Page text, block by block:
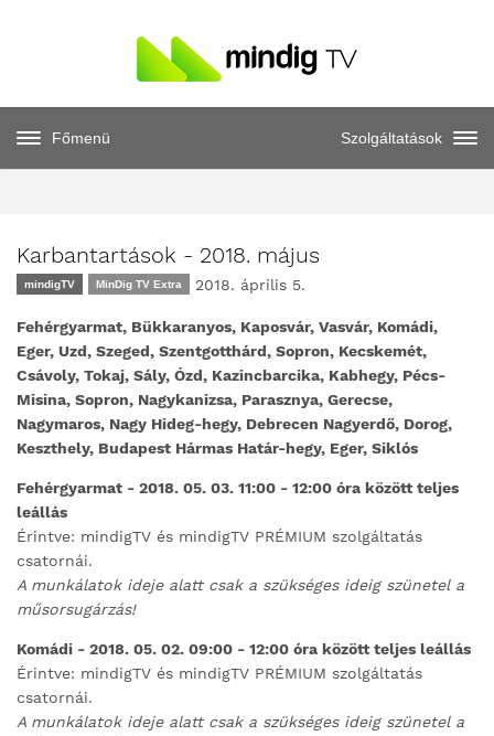
Főmenü Szolgáltatások
Karbantartások - 2018. május
mindigTV MinDig TV Extra 2018. április 5.
Fehérgyarmat, Bükkaranyos, Kaposvár, Vasvár, Komádi,
Eger, Uzd, Szeged, Szentgotthárd, Sopron, Kecskemét,
Csávoly, Tokaj, Sály, Ózd, Kazincbarcika, Kabhegy, Pécs-
Misina, Sopron, Nagykanizsa, Parasznya, Gerecse,
Nagymaros, Nagy Hideg-hegy, Debrecen Nagyerdő, Dorog,
Keszthely, Budapest Hármas Határ-hegy, Eger, Siklós
Fehérgyarmat - 2018. 05. 03. 11:00 - 12:00 óra között teljes
leállás
Érintve: mindigTV és mindigTV PRÉMIUM szolgáltatás
csatornái.
A munkálatok ideje alatt csak a szükséges ideig szünetel a
műsorsugárzás!
Komádi - 2018. 05. 02. 09:00 - 12:00 óra között teljes leállás
Érintve: mindigTV és mindigTV PRÉMIUM szolgáltatás
csatornái.
A munkálatok ideje alatt csak a szükséges ideig szünetel a